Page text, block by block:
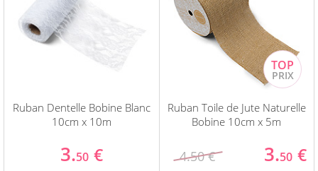
Ruban Dentelle Bobine Blanc
10cm x 10m
3.50 €
Ruban Toile de Jute Naturelle
Bobine 10cm x 5m
4.50 € 3.50 €